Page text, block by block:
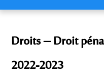
Droits – Droit
2022-2023